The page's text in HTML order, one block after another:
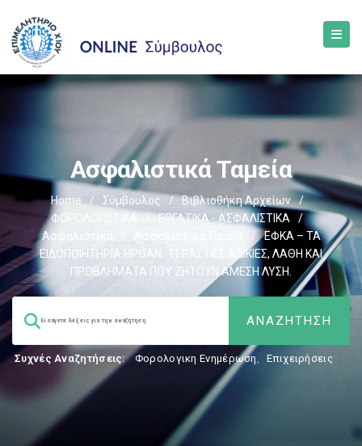
Ασφαλιστικά Ταμεία
Home / Σύμβουλος / Βιβλιοθήκη Αρχείων
/
ΦΟΡΟΛΟΓΙΣΤΙΚΑ
/ ΕΡΓΑΤΙΚΑ - ΑΣΦΑΛΙΣΤΙΚΑ
/
Ασφαλιστικά
/
ΕΦΚΑ – ΤΑ
ΕΙΔΟΠΟΙΗΤΗΡΙΑ ΗΡΘΑΝ -ΤΕΡΑΣΤΙΕΣ ΑΔΙΚΙΕΣ, ΛΑΘΗ ΚΑΙ
ΠΡΟΒΛΗΜΑΤΑ ΠΟΥ ΖΗΤΟΥΝ ΑΜΕΣΗ ΛΥΣΗ.
Συχνές Αναζητήσεις: Φορολογικη Ενημέρωση, Επιχειρήσεις